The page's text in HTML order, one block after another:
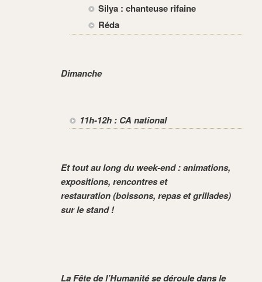
Silya : chanteuse rifaine
Réda
Dimanche
11h-12h : CA national
Et tout au long du week-end : animations,
expositions, rencontres et
restauration (boissons, repas et grillades)
sur le stand !
La Fête de l’Humanité se déroule dans le